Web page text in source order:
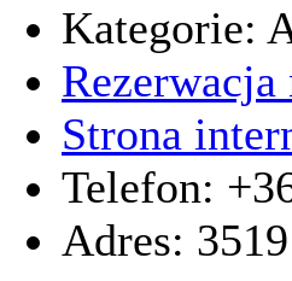
Kategorie:
Strona
Telefon:
Adres: 3519